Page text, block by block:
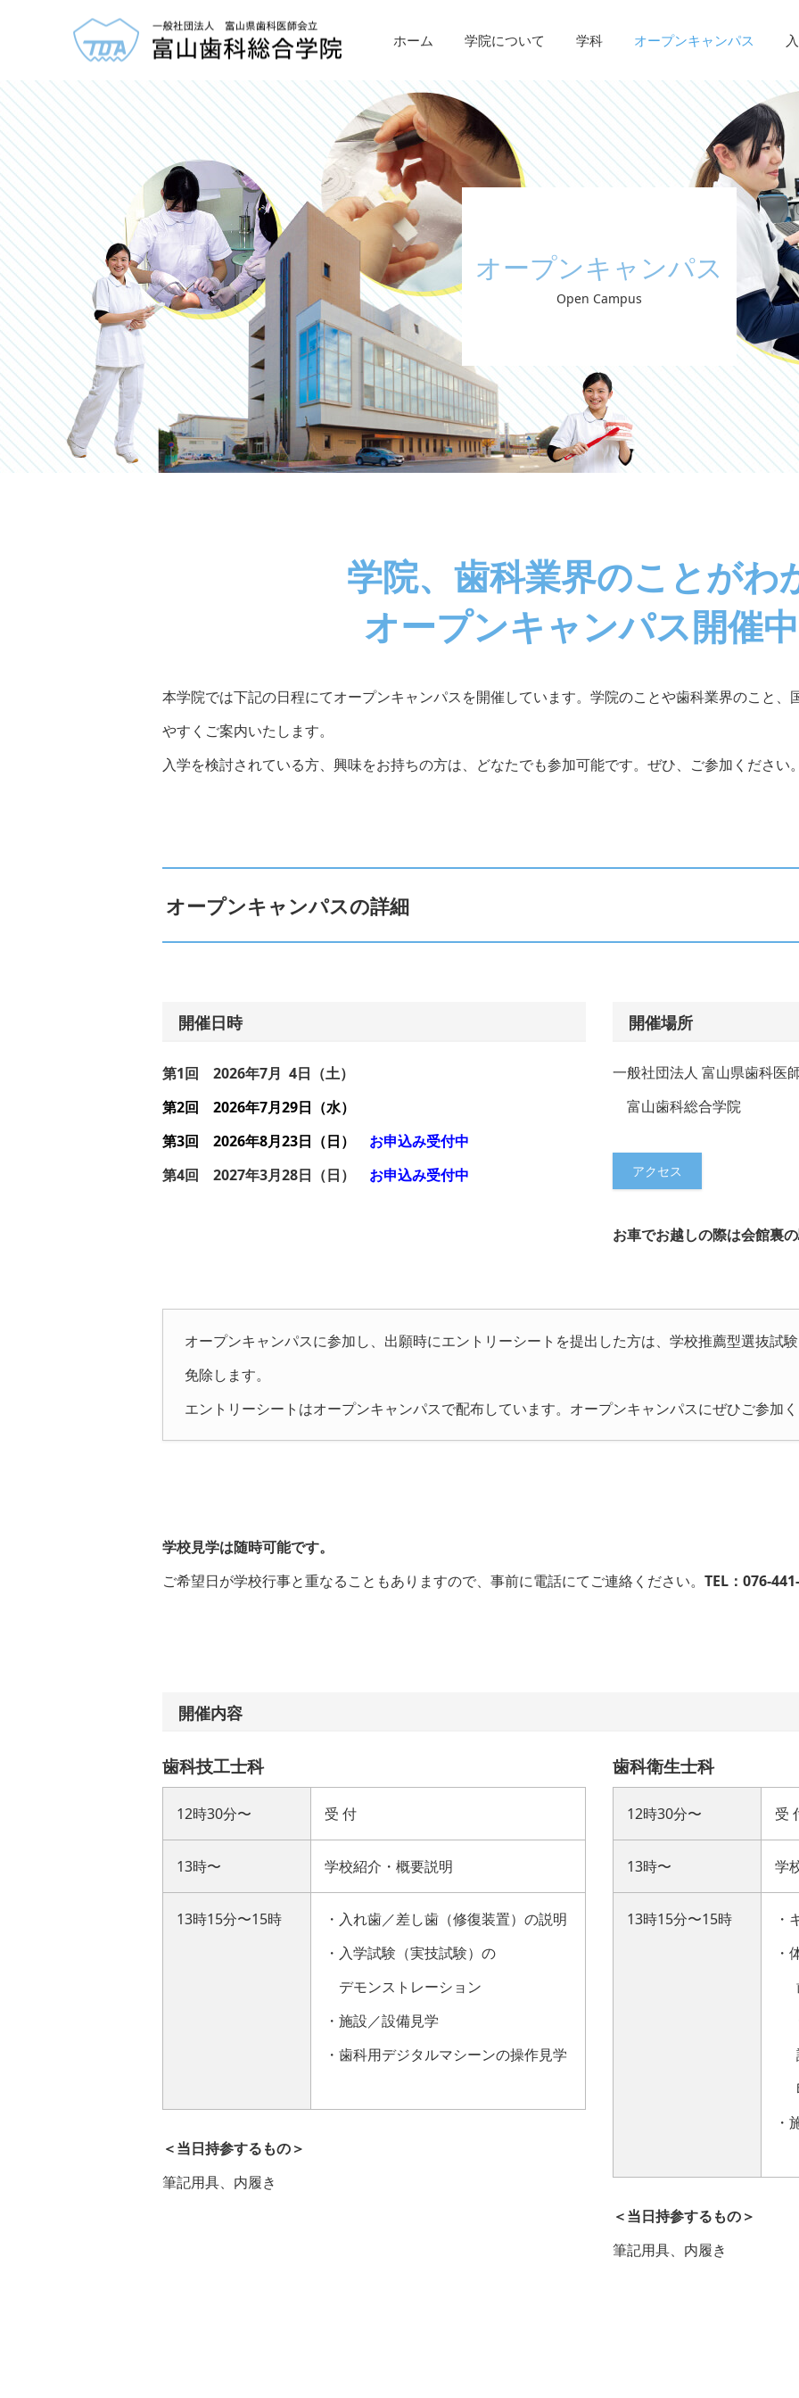
ホーム 学院について 学科 オープンキャンパス
オープンキャンパス
Open Campus
学院、歯科業界のことがわ
オープンキャンパス開催
本学院では下記の日程にてオープンキャンパスを開催しています。学院のことや歯科業界のこと
やすくご案内いたします。
入学を検討されている方、興味をお持ちの方は、どなたでも参加可能です。ぜひ、ご参加ください
オープンキャンパスの詳細
開催日時
第1回 2026年7月 4日（土）
第2回 2026年7月29日（水）
第3回 2026年8月23日（日） お申込み受付中
第4回 2027年3月28日（日） お申込み受付中
開催場所
一般社団法人 富山県歯科医
富山歯科総合学院
アクセス
お車でお越しの際は会館裏
オープンキャンパスに参加し、出願時にエントリーシートを提出した方は、学校推薦型選抜試
免除します。
エントリーシートはオープンキャンパスで配布しています。オープンキャンパスにぜひご参加
学校見学は随時可能です。
ご希望日が学校行事と重なることもありますので、事前に電話にてご連絡ください。 TEL：076-
開催内容
歯科技工士科
12時30分〜 受 付
13時〜 学校紹介・概要説明
13時15分〜15時
・入れ歯／差し歯（修復装置）の説明
・入学試験（実技試験）の
デモンストレーション
・施設／設備見学
・歯科用デジタルマシーンの操作見学
＜当日持参するもの＞
筆記用具、内履き
歯科衛生士科
12時30分〜 受
13時〜 学
13時15分〜15時
・
・
＜当日持参するもの＞
筆記用具、内履き